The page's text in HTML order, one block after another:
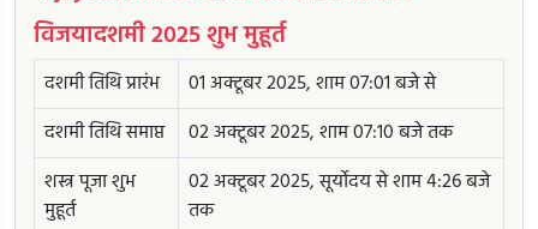
विजयादशमी 2025 शुभ मुहूर्त
दशमी तिथि प्रारंभ
01 अक्टूबर 2025, शाम 07:01 बजे से
दशमी तिथि समाप्त
02 अक्टूबर 2025, शाम 07:10 बजे तक
शस्त्र पूजा शुभ
मुहूर्त
02 अक्टूबर 2025, सूर्योदय से शाम 4:26 बजे
तक